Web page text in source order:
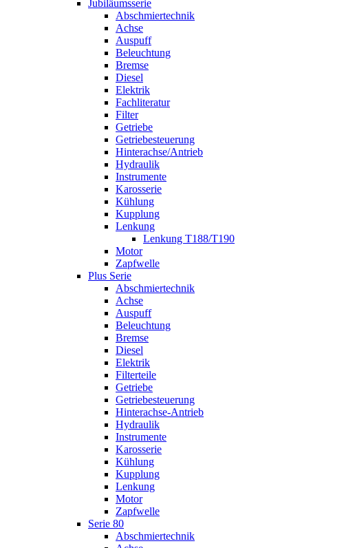
Jubiläumsserie
Abschmiertechnik
Achse
Auspuff
Beleuchtung
Bremse
Diesel
Elektrik
Fachliteratur
Filter
Getriebe
Getriebesteuerung
Hinterachse/Antrieb
Hydraulik
Instrumente
Karosserie
Kühlung
Kupplung
Lenkung
Lenkung T188/T190
Motor
Zapfwelle
Plus Serie
Abschmiertechnik
Achse
Auspuff
Beleuchtung
Bremse
Diesel
Elektrik
Filterteile
Getriebe
Getriebesteuerung
Hinterachse-Antrieb
Hydraulik
Instrumente
Karosserie
Kühlung
Kupplung
Lenkung
Motor
Zapfwelle
Serie 80
Abschmiertechnik